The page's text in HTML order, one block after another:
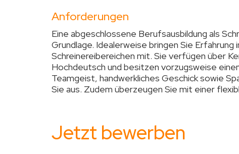
Anforderungen
Eine abgeschlossene Berufsausbildung als
Grundlage. Idealerweise bringen Sie Erfahrung
Schreinereibereichen mit. Sie verfügen über
Hochdeutsch und besitzen vorzugsweise
Teamgeist, handwerkliches Geschick sowie
Sie aus. Zudem überzeugen Sie mit einer
Jetzt bewerben